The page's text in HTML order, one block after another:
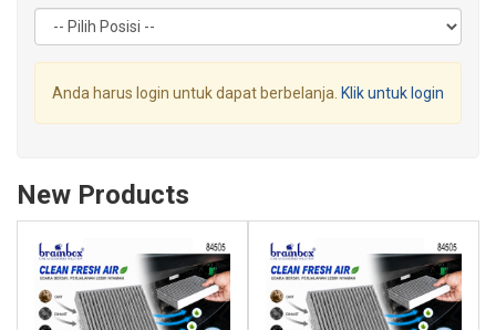
Anda harus login untuk dapat berbelanja. Klik untuk login
New Products